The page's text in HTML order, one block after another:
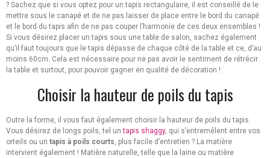
? Sachez que si vous optez pour un tapis rectangulaire, il est conseillé de le
mettre sous le canapé et de ne pas laisser de place entre le bord du canapé
et le bord du tapis afin de ne pas couper l’harmonie de ces deux ensembles !
Si vous désirez placer un tapis sous une table de salon, sachez également
qu’il faut toujours que le tapis dépasse de chaque côté de la table et ce, d’au
moins 60cm. Cela est nécessaire pour ne pas avoir le sentiment de rétrécir
la table et surtout, pour pouvoir gagner en qualité de décoration !
Choisir la hauteur de poils du tapis
Outre la forme, il vous faut également choisir la hauteur de poils du tapis.
Vous désirez de longs poils, tel untapis shaggy, qui s’entremêlent entre vos
orteils ou un tapis à poils courts, plus facile d’entretien ? La matière
intervient également ! Matière naturelle, telle que la laine ou matière